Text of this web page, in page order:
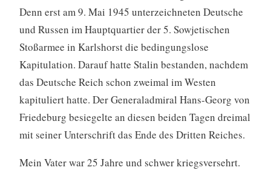
Denn erst am 9. Mai 1945 unterzeichneten Deutsche
und Russen im Hauptquartier der 5. Sowjetischen
Stoßarmee in Karlshorst die bedingungslose
Kapitulation. Darauf hatte Stalin bestanden, nachdem
das Deutsche Reich schon zweimal im Westen
kapituliert hatte. Der Generaladmiral Hans-Georg von
Friedeburg besiegelte an diesen beiden Tagen dreimal
mit seiner Unterschrift das Ende des Dritten Reiches.
Mein Vater war 25 Jahre und schwer kriegsversehrt.